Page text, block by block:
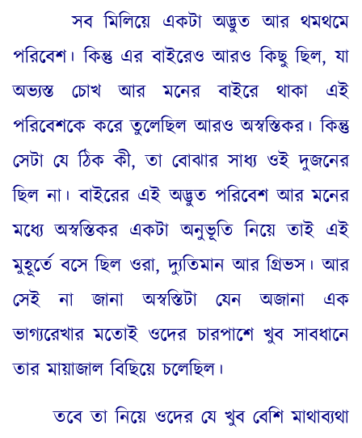
সব মিলিয়ে একটা অদ্ভুত আর থমথমে
পরিবেশ। কিন্তু এর বাইরেও আরও কিছু ছিল,যা
অভ্যস্ত চোখ আর মনের বাইরে থাকা এই
পরিবেশকে করে তুলেছিল আরও অস্বস্তিকর। কিন্তু
সেটা যে ঠিক কী,তা বোঝার সাধ্য ওই দুজনের
ছিল না । বাইরের এই অদ্ভুত পরিবেশ আর মনের
মধ্যে অস্বস্তিকর একটা অনুভূতি নিয়ে তাই এই
মুহূর্তে বসে ছিল ওরা,দ্যুতিমান আর গ্রিভস । আর
সেই না জানা অস্বস্তিটা যেন অজানা এক
ভাগ্যরেখার মতোই ওদের চারপাশে খুব সাবধানে
তার মায়াজাল বিছিয়ে চলেছিল।
তবে তা নিয়ে ওদের যে খুব বেশি মাথাব্যথা